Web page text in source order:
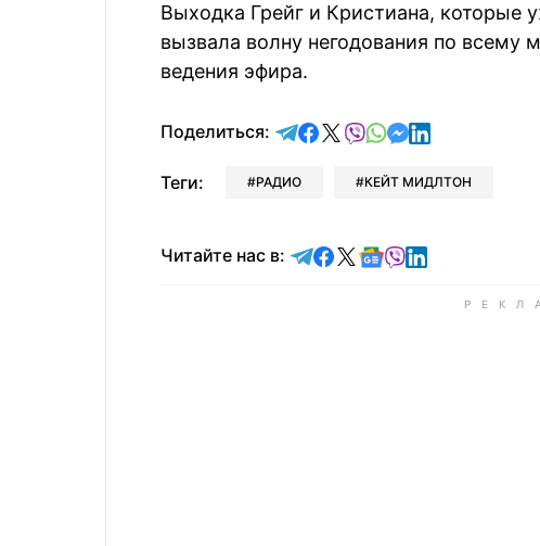
Выходка Грейг и Кристиана, которые
вызвала волну негодования по всему
ведения эфира.
Поделиться: отправить в Telegram
поделиться в Facebook
поделиться в X
отправить в Viber
отправить в
отправить в
отправить в
Теги: РАДИО КЕЙТ МИДЛТОН
Читайте нас в: Читайте в Telegram
Читайте в Facebook
Читайте в X
Читайте в Google
Читайте в Viber
Читайте в